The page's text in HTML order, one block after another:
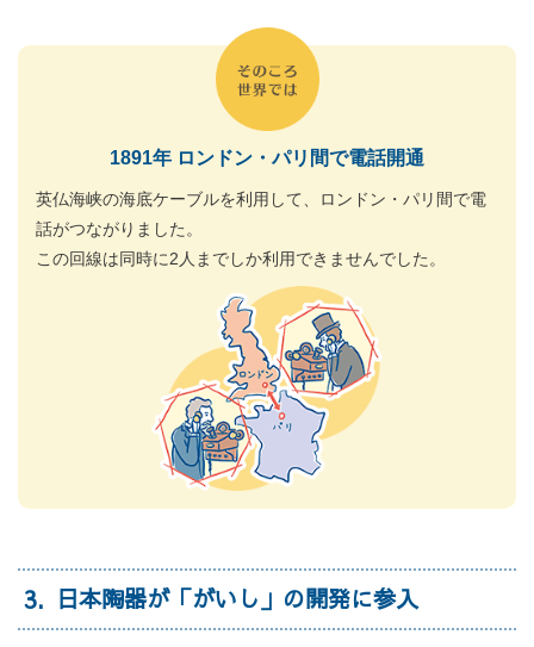
1891年 ロンドン・パリ間で電話開通
英仏海峡の海底ケーブルを利用して、ロンドン・パリ間で電
話がつながりました。
この回線は同時に2人までしか利用できませんでした。
3 日本陶器が「がいし」の開発に参入